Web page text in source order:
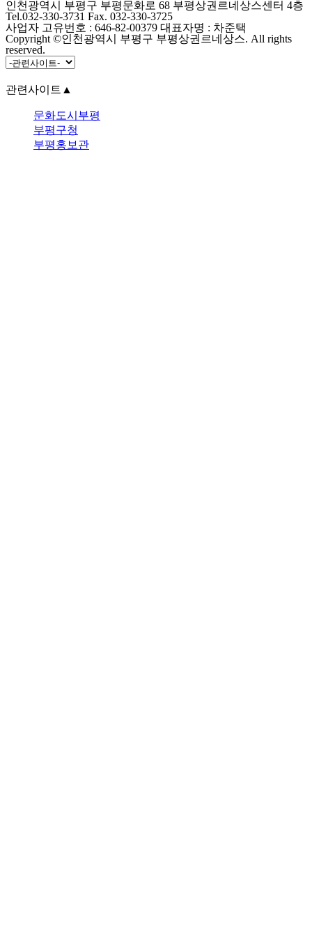
인천광역시 부평구 부평문화로 68 부평상권르네상스센터 4층
Tel.032-330-3731 Fax. 032-330-3725
사업자 고유번호 : 646-82-00379 대표자명 : 차준택
Copyright ©인천광역시 부평구 부평상권르네상스. All rights
reserved.
관련사이트 ▲
문화도시부평
부평구청
부평홍보관